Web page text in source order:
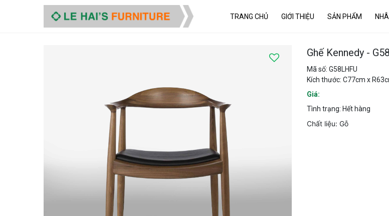
TRANG CHỦ GIỚI THIỆU SẢN PHẨM
Ghế Kennedy -
Mã số: G58LHFU
Kích thước: C77cm x
Giá:
Tình trạng: Hết hàng
Chất liệu: Gỗ